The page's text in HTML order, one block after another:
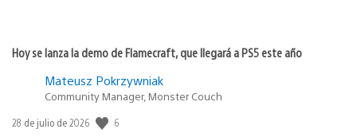
Hoy se lanza la demo de Flamecraft, que llegará a PS5 este año
Mateusz Pokrzywniak
Community Manager, Monster Couch
Fecha
28 de julio de 2026 6